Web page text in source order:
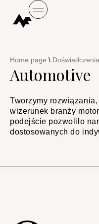
Home page \ Doświadczenia
Automotive
Tworzymy
wizerunek branży
podejście pozwoliło
dostosowanych do